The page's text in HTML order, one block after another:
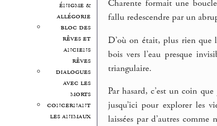
énigme &
allégorie
bloc des
rêves et
anciens
rêves
dialogues
avec les
morts
concernant
les animaux
Charente formait une
fallu redescendre par un
D’où on était, plus rien que
bois vers l’eau presque
triangulaire.
Par hasard, c’est un coin
jusqu’ici pour explorer les
laissées par d’autres